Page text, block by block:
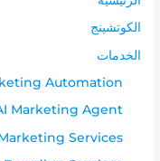
الكوتشينج
الخدمات
Automation
Marketing Agent
Services